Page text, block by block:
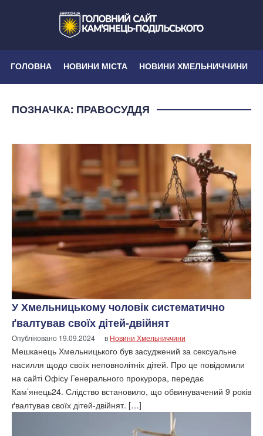
ГОЛОВНА НОВИНИ МІСТА НОВИНИ ХМЕЛЬНИЧЧИНИ
ПОЗНАЧКА: ПРАВОСУДДЯ
У Хмельницькому чоловік систематично
ґвалтував своїх дітей-двійнят
Опубліковано 19.09.2024 в Новини Хмельниччини
Мешканець Хмельницького був засуджений за сексуальне
насилля щодо своїх неповнолітніх дітей. Про це повідомили
на сайті Офісу Генерального прокурора, передає
Кам’янець24. Слідство встановило, що обвинувачений 9 років
ґвалтував своїх дітей-двійнят. […]